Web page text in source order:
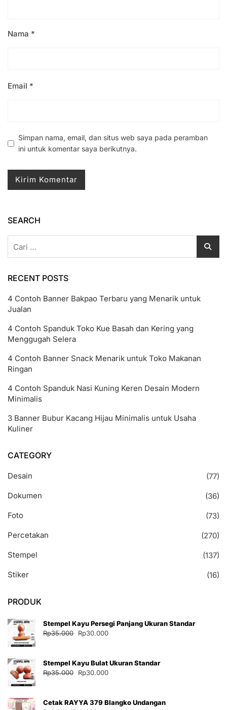
Nama *
Email *
Simpan nama, email, dan situs web saya pada peramban
ini untuk komentar saya berikutnya.
SEARCH
RECENT POSTS
4 Contoh Banner Bakpao Terbaru yang Menarik untuk
Jualan
4 Contoh Spanduk Toko Kue Basah dan Kering yang
Menggugah Selera
4 Contoh Banner Snack Menarik untuk Toko Makanan
Ringan
4 Contoh Spanduk Nasi Kuning Keren Desain Modern
Minimalis
3 Banner Bubur Kacang Hijau Minimalis untuk Usaha
Kuliner
CATEGORY
Desain
(77)
Dokumen
(36)
Foto
(73)
Percetakan
(270)
Stempel
(137)
Stiker
(16)
PRODUK
Stempel Kayu Persegi Panjang Ukuran Standar
Rp35.000
Harga
Rp35.000.
Rp30.000
adalah:
Stempel Kayu Bulat Ukuran Standar
Rp35.000
Harga
Rp35.000.
Rp30.000
adalah:
Cetak RAYYA 379 Blangko Undangan